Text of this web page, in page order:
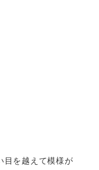
目を越えて模様が